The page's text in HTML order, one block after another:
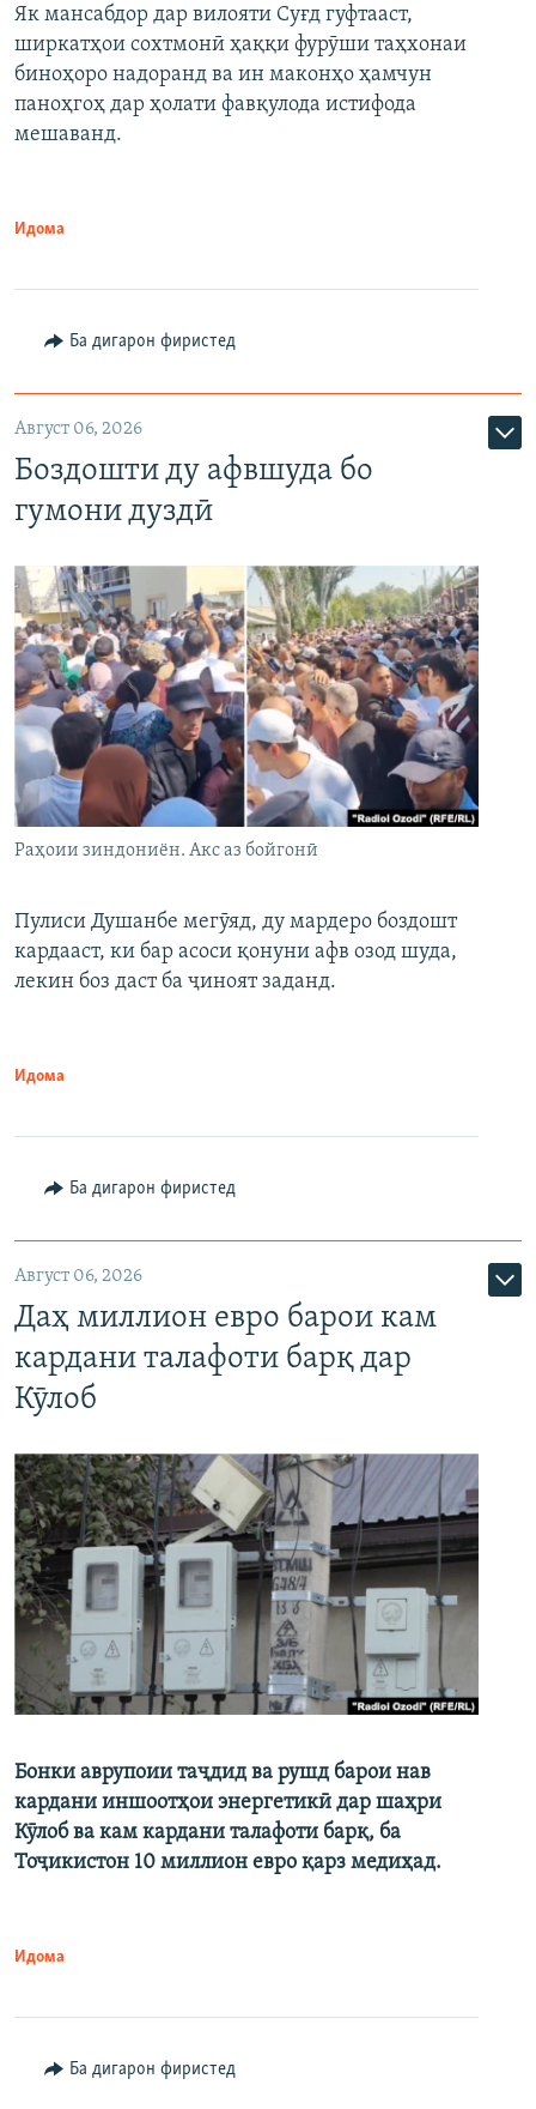
Як мансабдор дар вилояти Суғд гуфтааст,
ширкатҳои сохтмонӣ ҳаққи фурӯши таҳхонаи
биноҳоро надоранд ва ин маконҳо ҳамчун
паноҳгоҳ дар ҳолати фавқулода истифода
мешаванд.
Идома
Ба дигарон фиристед
Август 06, 2026
Боздошти ду афвшуда бо
гумони дуздӣ
Раҳоии зиндониён. Акс аз бойгонӣ
Пулиси Душанбе мегӯяд, ду мардеро боздошт
кардааст, ки бар асоси қонуни афв озод шуда,
лекин боз даст ба ҷиноят заданд.
Идома
Ба дигарон фиристед
Август 06, 2026
Даҳ миллион евро барои кам
кардани талафоти барқ дар
Кӯлоб
Бонки аврупоии таҷдид ва рушд барои нав
кардани иншоотҳои энергетикӣ дар шаҳри
Кӯлоб ва кам кардани талафоти барқ, ба
Тоҷикистон 10 миллион евро қарз медиҳад.
Идома
Ба дигарон фиристед